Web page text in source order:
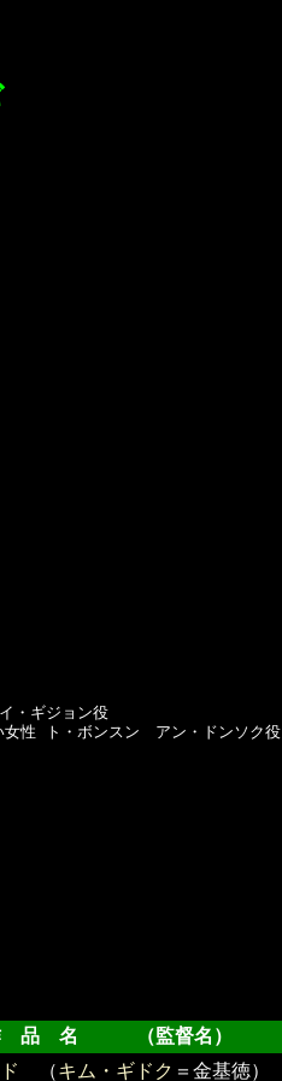
・ギジョン役
ボンスン　アン・ドンソク役
品 名 （監督名）
（キム・ギドク ＝金基徳）